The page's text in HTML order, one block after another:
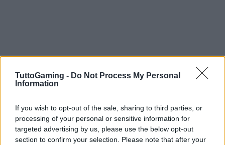
TuttoGaming - Do Not Process My Personal
Information
If you wish to opt-out of the sale, sharing to third parties, or
processing of your personal or sensitive information for
targeted advertising by us, please use the below opt-out
section to confirm your selection. Please note that after your
Infine, chi è interessato alle origin story del mondo
di Final Fantasy può considerare ancheCRISIS
CORE –FINAL FANTASY VII– REUNION, una